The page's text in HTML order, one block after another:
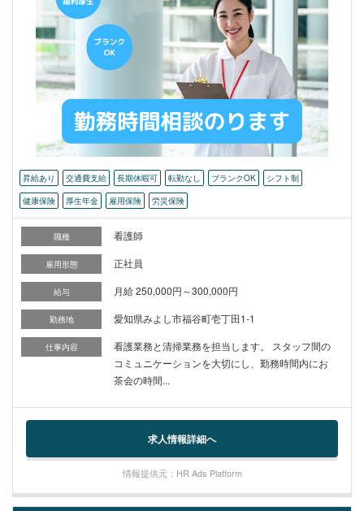
昇給あり 交通費支給 長期休暇可 転勤なし ブランクOK
シフト制
健康保険
厚生年金 雇用保険 労災保険
職種 看護師
雇用形態 正社員
給与 月給 250,000円～300,000円
勤務地 愛知県みよし市福谷町壱丁田1-1
仕事内容
看護業務と清掃業務を担当します。 スタッフ間の
コミュニケーションを大切にし、勤務時間内にお
茶会の時間...
求人情報詳細へ
情報提供元：HR Ads Platform